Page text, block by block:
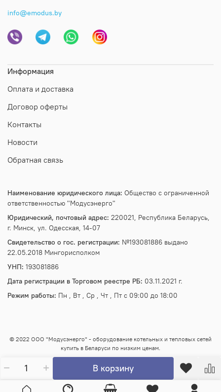
В корзину
Информация
Оплата и доставка
Договор оферты
Контакты
Новости
Обратная связь
Наименование юридического лица: Общество с ограниченной
ответственностью "Модусэнерго"
Юридический, почтовый адрес: 220021, Республика Беларусь,
г. Минск, ул. Одесская, 14-07
Свидетельство о гос. регистрации: №193081886 выдано
22.05.2018 Мингорисполком
УНП: 193081886
Дата регистрации в Торговом реестре РБ: 03.11.2021 г.
Режим работы: Пн , Вт , Ср , Чт , Пт c 09:00 до 18:00
info@emodus.by
© 2022 ООО "Модусэнерго" - оборудование котельных и тепловых сетей
купить в Беларуси по низким ценам.